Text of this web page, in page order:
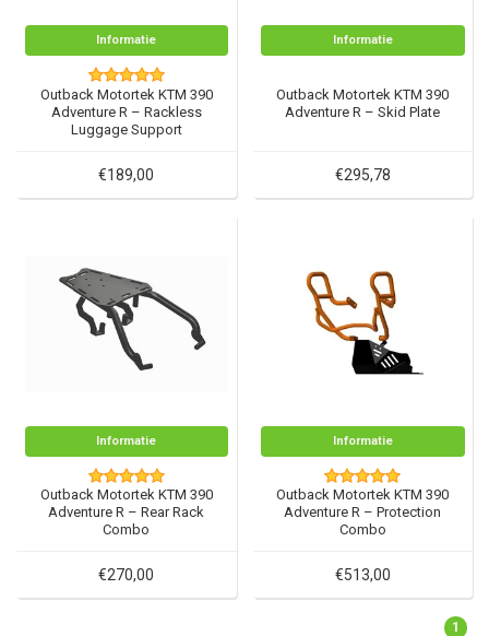
Informatie
Outback Motortek KTM 390
Adventure R – Rackless
Luggage Support
€189,00
Informatie
Outback Motortek KTM 390
Adventure R – Skid Plate
€295,78
Informatie
Outback Motortek KTM 390
Adventure R – Rear Rack
Combo
€270,00
Informatie
Outback Motortek KTM 390
Adventure R – Protection
Combo
€513,00
1